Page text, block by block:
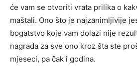
će vam se otvoriti vrata prilika o
maštali. Ono što je najzanimljivije
bogatstvo koje vam dolazi nije
nagrada za sve ono kroz šta ste
mjeseci, pa čak i godina.